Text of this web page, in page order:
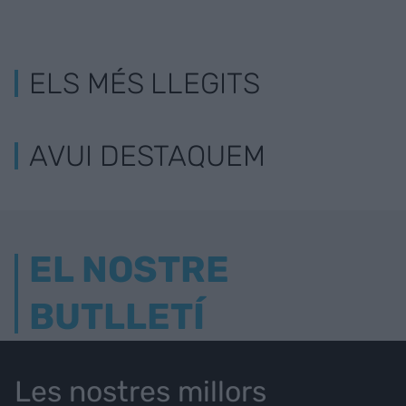
ELS MÉS LLEGITS
AVUI DESTAQUEM
EL NOSTRE
BUTLLETÍ
Les nostres millors